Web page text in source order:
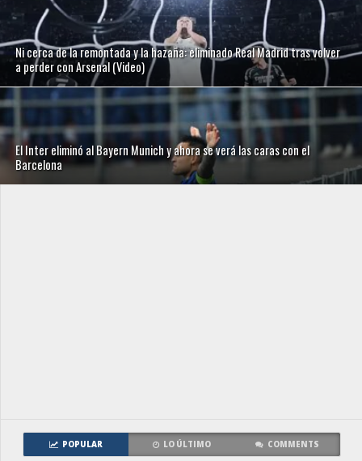
Ni cerca de la remontada y la hazaña: eliminado Real Madrid tras volver
a perder con Arsenal (Video)
El Inter eliminó al Bayern Munich y ahora se verá las caras con el
Barcelona
POPULAR LO ÚLTIMO COMMENTS